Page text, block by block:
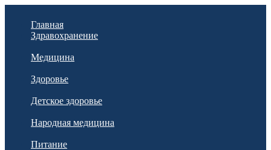
Главная
Здравохранение
Медицина
Здоровье
Детское здоровье
Народная медицина
Питание